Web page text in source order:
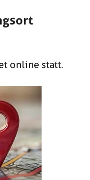
online statt.